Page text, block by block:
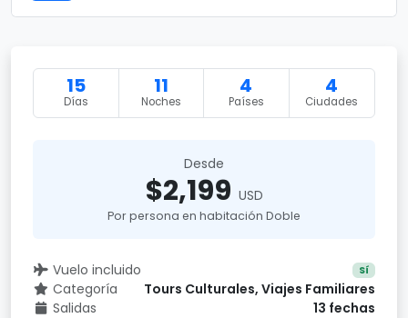
15
Días
11
Noches
4
Países
4
Ciudades
Desde
$2,199 USD
Por persona en habitación Doble
Vuelo incluido Sí
Categoría
Tours Culturales, Viajes Familiares
Salidas
13 fechas